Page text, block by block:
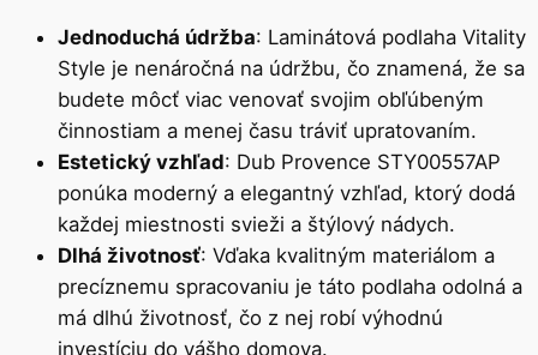
Jednoduchá údržba: Laminátová podlaha Vitality
Style je nenáročná na údržbu, čo znamená, že sa
budete môcť viac venovať svojim obľúbeným
činnostiam a menej času tráviť upratovaním.
Estetický vzhľad: Dub Provence STY00557AP
ponúka moderný a elegantný vzhľad, ktorý dodá
každej miestnosti svieži a štýlový nádych.
Dlhá životnosť: Vďaka kvalitným materiálom a
precíznemu spracovaniu je táto podlaha odolná a
má dlhú životnosť, čo z nej robí výhodnú
investíciu do vášho domova.